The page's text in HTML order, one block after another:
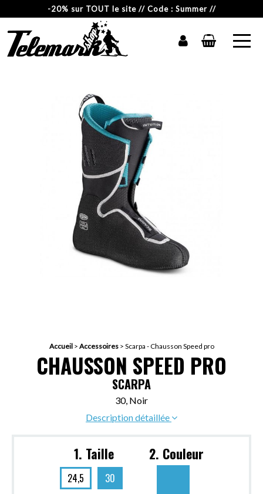
-20% sur TOUT le site // Code : Summer //
Accueil> Accessoires> Scarpa - Chausson Speed pro
CHAUSSON SPEED PRO
SCARPA
30, Noir
Description détaillée
1. Taille
24,5 30
2. Couleur